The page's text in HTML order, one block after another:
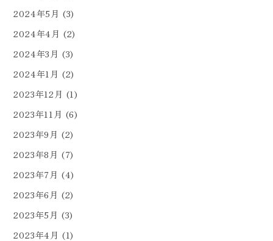
2024年5月 (3)
2024年4月 (2)
2024年3月 (3)
2024年1月 (2)
2023年12月 (1)
2023年11月 (6)
2023年9月 (2)
2023年8月 (7)
2023年7月 (4)
2023年6月 (2)
2023年5月 (3)
2023年4月 (1)